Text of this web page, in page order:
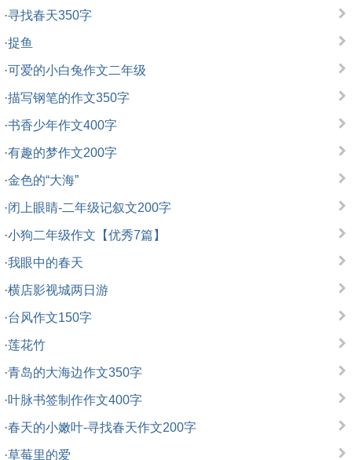
·寻找春天350字
·捉鱼
·可爱的小白兔作文二年级
·描写钢笔的作文350字
·书香少年作文400字
·有趣的梦作文200字
·金色的“大海”
·闭上眼睛-二年级记叙文200字
·小狗二年级作文【优秀7篇】
·我眼中的春天
·横店影视城两日游
·台风作文150字
·莲花竹
·青岛的大海边作文350字
·叶脉书签制作作文400字
·春天的小嫩叶-寻找春天作文200字
·草莓里的爱